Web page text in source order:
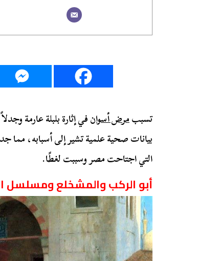
تسببمرض أسوانفي إثارة بلبلة عارمة
بيانات صحية علمية تشير إلى أسبابه، مما
التي اجتاحت مصر وسببت لغطًا.
أبو الركب والمشخلع ومسلسل